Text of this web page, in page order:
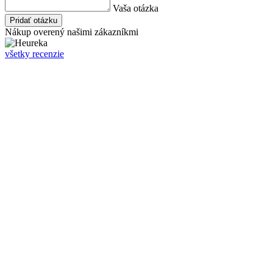
Vaša otázka
Pridať otázku
Nákup overený našimi zákazníkmi
všetky recenzie